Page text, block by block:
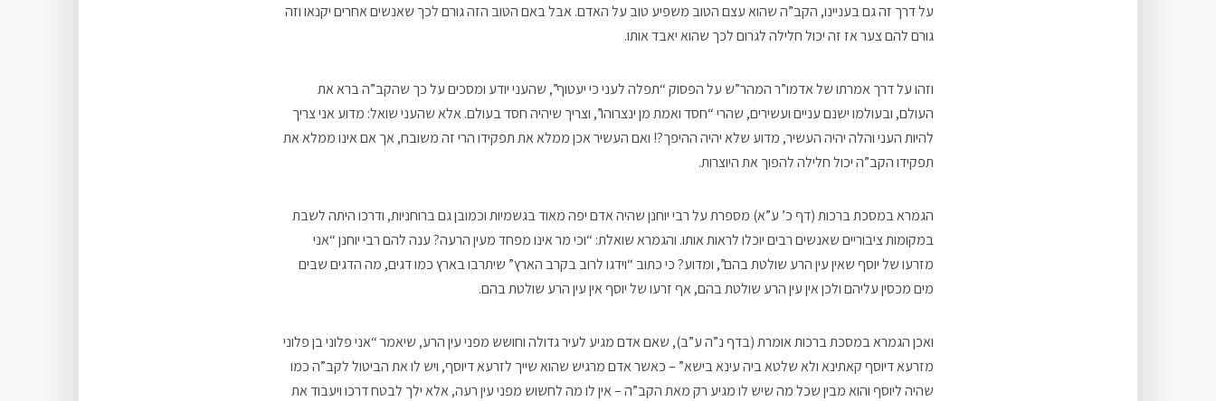
על דרך זה גם בעניינו, הקב”ה שהוא עצם הטוב משפיע טוב על האדם. אבל באם הטוב הזה גורם לכך שאנשים אחרים יקנאו וזה
גורם להם צער אז זה יכול חלילה לגרום לכך שהוא יאבד אותו.
וזהו על דרך אמרתו של אדמו”ר המהר”ש על הפסוק “תפלה לעני כי יעטוף”, שהעני יודע ומסכים על כך שהקב”ה ברא את
העולם, ובעולמו ישנם עניים ועשירים, שהרי “חסד ואמת מן ינצרוהו”, וצריך שיהיה חסד בעולם. אלא שהעני שואל: מדוע אני צריך
להיות העני והלה יהיה העשיר, מדוע שלא יהיה ההיפך?! ואם העשיר אכן ממלא את תפקידו הרי זה משובח, אך אם אינו ממלא את
תפקידו הקב”ה יכול חלילה להפוך את היוצרות.
הגמרא במסכת ברכות (דף כ’ ע”א) מספרת על רבי יוחנן שהיה אדם יפה מאוד בגשמיות וכמובן גם ברוחניות, ודרכו היתה לשבת
במקומות ציבוריים שאנשים רבים יוכלו לראות אותו. והגמרא שואלת: “וכי מר אינו מפחד מעין הרעה? ענה להם רבי יוחנן “אני
מזרעו של יוסף שאין עין הרע שולטת בהם”, ומדוע? כי כתוב “וידגו לרוב בקרב הארץ” שיתרבו בארץ כמו דגים, מה הדגים שבים
מים מכסין עליהם ולכן אין עין הרע שולטת בהם, אף זרעו של יוסף אין עין הרע שולטת בהם.
ואכן הגמרא במסכת ברכות אומרת (בדף נ”ה ע”ב), שאם אדם מגיע לעיר גדולה וחושש מפני עין הרע, שיאמר “אני פלוני בן פלוני
מזרעא דיוסף קאתינא ולא שלטא ביה עינא בישא” – כאשר אדם מרגיש שהוא שייך לזרעא דיוסף, ויש לו את הביטול לקב”ה כמו
שהיה ליוסף והוא מבין שכל מה שיש לו מגיע רק מאת הקב”ה – אין לו מה לחשוש מפני עין רעה, אלא ילך לבטח דרכו ויעבוד את